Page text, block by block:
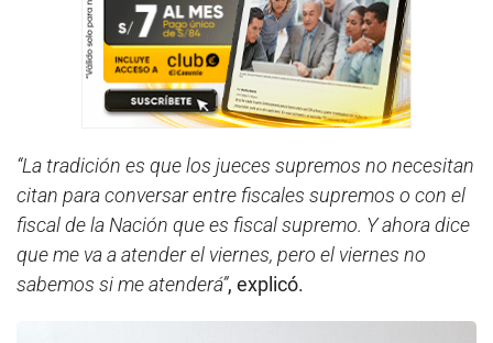
“La tradición es que los jueces supremos no necesitan
citan para conversar entre fiscales supremos o con el
fiscal de la Nación que es fiscal supremo. Y ahora dice
que me va a atender el viernes, pero el viernes no
sabemos si me atenderá”, explicó.